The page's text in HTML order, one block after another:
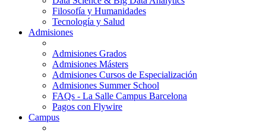
Filosofía y Humanidades
Tecnología y Salud
Admisiones
Admisiones Grados
Admisiones Másters
Admisiones Cursos de Especialización
Admisiones Summer School
FAQs - La Salle Campus Barcelona
Pagos con Flywire
Campus